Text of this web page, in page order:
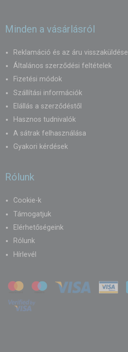
Minden a vásárlásról
Reklamáció és az áru visszaküldése
Általános szerződési feltételek
Fizetési módok
Szállítási információk
Elállás a szerződéstől
Hasznos tudnivalók
A sátrak felhasználása
Gyakori kérdések
Rólunk
Cookie-k
Támogatjuk
Elérhetőségeink
Rólunk
Hírlevél